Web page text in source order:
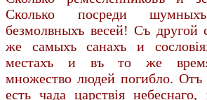
Сколько посреди
безмолвныхъ весей! Съ другой
же самыхъ санахъ и
местахъ и въ то же время
множество людей погибло. Отъ
есть чада царствiя